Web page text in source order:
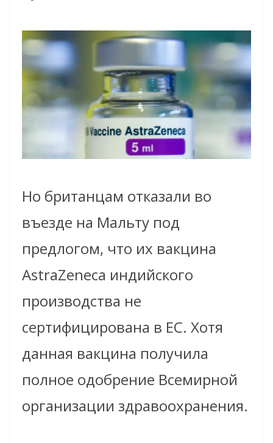
Но британцам отказали во
въезде на Мальту под
предлогом, что их вакцина
AstraZeneca индийского
производства не
сертифицирована в ЕС. Хотя
данная вакцина получила
полное одобрение Всемирной
организации здравоохранения.